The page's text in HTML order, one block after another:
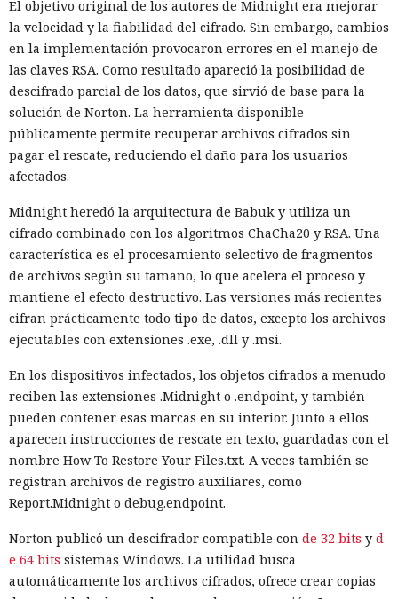
El objetivo original de los autores de Midnight era mejorar
la velocidad y la fiabilidad del cifrado. Sin embargo, cambios
en la implementación provocaron errores en el manejo de
las claves RSA. Como resultado apareció la posibilidad de
descifrado parcial de los datos, que sirvió de base para la
solución de Norton. La herramienta disponible
públicamente permite recuperar archivos cifrados sin
pagar el rescate, reduciendo el daño para los usuarios
afectados.
Midnight heredó la arquitectura de Babuk y utiliza un
cifrado combinado con los algoritmos ChaCha20 y RSA. Una
característica es el procesamiento selectivo de fragmentos
de archivos según su tamaño, lo que acelera el proceso y
mantiene el efecto destructivo. Las versiones más recientes
cifran prácticamente todo tipo de datos, excepto los archivos
ejecutables con extensiones .exe, .dll y .msi.
En los dispositivos infectados, los objetos cifrados a menudo
reciben las extensiones .Midnight o .endpoint, y también
pueden contener esas marcas en su interior. Junto a ellos
aparecen instrucciones de rescate en texto, guardadas con el
nombre How To Restore Your Files.txt. A veces también se
registran archivos de registro auxiliares, como
Report.Midnight o debug.endpoint.
Norton publicó un descifrador compatible con de 32 bits y d
e 64 bits sistemas Windows. La utilidad busca
automáticamente los archivos cifrados, ofrece crear copias